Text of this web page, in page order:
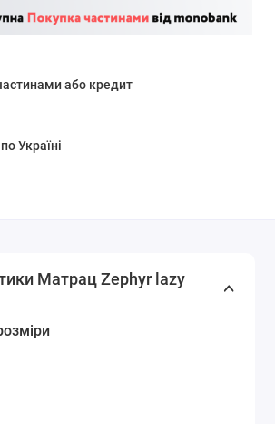
або кредит
Україні
Матрац Zephyr lazy